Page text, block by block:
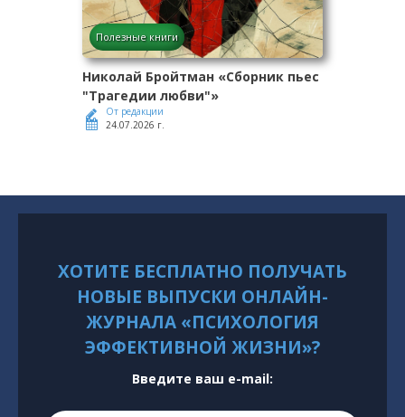
Полезные книги
Николай Бройтман «Сборник пьес
"Трагедии любви"»
От редакции
24.07.2026 г.
ХОТИТЕ БЕСПЛАТНО ПОЛУЧАТЬ
НОВЫЕ ВЫПУСКИ ОНЛАЙН-
ЖУРНАЛА «ПСИХОЛОГИЯ
ЭФФЕКТИВНОЙ ЖИЗНИ»?
Введите ваш e-mail: